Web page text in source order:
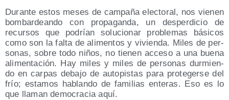
Duran­te estos meses de cam­pa­ña elec­to­ral, nos vie­nen
bom­bar­dean­do con pro­pa­gan­da, un des­per­di­cio de
recur­sos que podrían solu­cio­nar pro­ble­mas bási­cos
como son la fal­ta de ali­men­tos y vivien­da. Miles de per­
so­nas, sobre todo niños, no tie­nen acce­so a una bue­na
ali­men­ta­ción. Hay miles y miles de per­so­nas dur­mien­
do en car­pas deba­jo de auto­pis­tas para pro­te­ger­se del
frío; esta­mos hablan­do de fami­lias ente­ras. Eso es lo
que lla­man demo­cra­cia aquí.